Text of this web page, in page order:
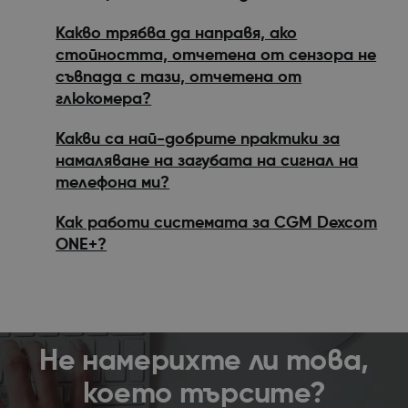
Какво трябва да направя, ако
стойността, отчетена от сензора не
съвпада с тази, отчетена от
глюкомера?
Какви са най-добрите практики за
намаляване на загубата на сигнал на
телефона ми?
Как работи системата за CGM Dexcom
ONE+?
Не намерихте ли това,
което търсите?